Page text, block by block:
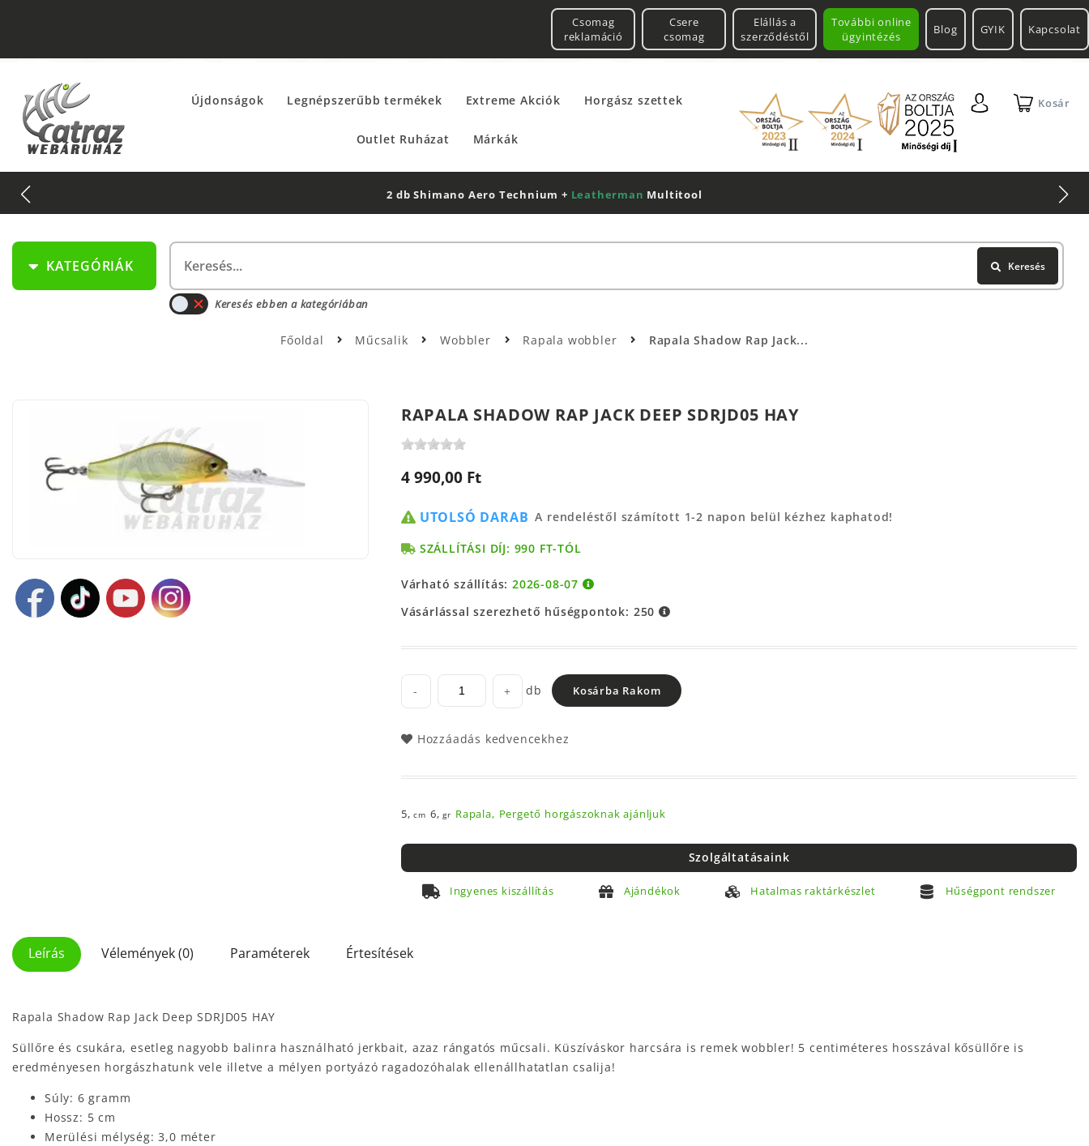
További online
ügyintézés
Csomag
reklamáció
Csere
csomag
Elállás a
szerződéstől
Blog GYIK Kapcsolat
Újdonságok Legnépszerűbb termékek Extreme Akciók Horgász szettek
Outlet Ruházat Márkák
Kosár
2 db Shimano Aero Technium + Leatherman Multitool
KATEGÓRIÁK Keresés
Keresés ebben a kategóriában
Főoldal Műcsalik Wobbler Rapala wobbler Rapala Shadow Rap Jack...
RAPALA SHADOW RAP JACK DEEP SDRJD05 HAY
4 990,00 Ft
UTOLSÓ DARAB A rendeléstől számított 1-2 napon belül kézhez kaphatod!
SZÁLLÍTÁSI DÍJ: 990 FT-TÓL
Várható szállítás:2026-08-07
Vásárlással szerezhető hűségpontok: 250
- + db Kosárba Rakom
Hozzáadás kedvencekhez
5,cm 6,gr Rapala, Pergető horgászoknak ajánljuk
Szolgáltatásaink
Ingyenes kiszállítás Ajándékok Hatalmas raktárkészlet Hűségpont rendszer
Leírás Vélemények (0) Paraméterek Értesítések
Rapala Shadow Rap Jack Deep SDRJD05 HAY
Süllőre és csukára, esetleg nagyobb balinra használható jerkbait, azaz rángatós műcsali. Küszíváskor harcsára is remek wobbler! 5 centiméteres hosszával kősüllőre is
eredményesen horgászhatunk vele illetve a mélyen portyázó ragadozóhalak ellenállhatatlan csalija!
Súly: 6 gramm
Hossz: 5 cm
Merülési mélység: 3,0 méter